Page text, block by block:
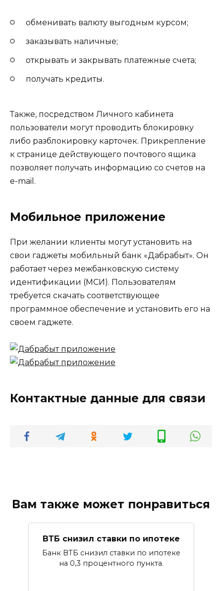
обменивать валюту выгодным курсом;
заказывать наличные;
открывать и закрывать платежные счета;
получать кредиты.
Также, посредством Личного кабинета
пользователи могут проводить блокировку
либо разблокировку карточек. Прикрепление
к странице действующего почтового ящика
позволяет получать информацию со счетов на
e-mail.
Мобильное приложение
При желании клиенты могут установить на
свои гаджеты мобильный банк «Дабрабыт». Он
работает через межбанковскую систему
идентификации (МСИ). Пользователям
требуется скачать соответствующее
программное обеспечение и установить его на
своем гаджете.
Контактные данные для связи
Вам также может понравиться
ВТБ снизил ставки по ипотеке
Банк ВТБ снизил ставки по ипотеке
на 0,3 процентного пункта.